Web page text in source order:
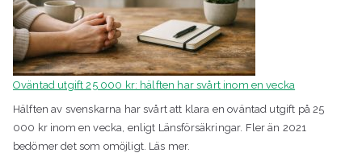
Oväntad utgift 25 000 kr: hälften har svårt inom en vecka
Hälften av svenskarna har svårt att klara en oväntad utgift på 25
000 kr inom en vecka, enligt Länsförsäkringar. Fler än 2021
bedömer det som omöjligt. Läs mer.